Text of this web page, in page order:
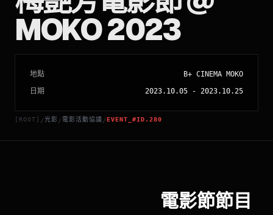
[ROOT] /光影 /電影活動協議 /EVENT_#ID.280
MOKO 2023
地點
B+ CINEMA MOKO
日期
2023.10.05 - 2023.10.25
電影節節目